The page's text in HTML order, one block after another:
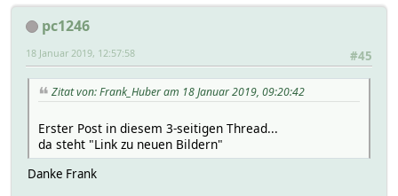
pc1246
#45
18 Januar 2019, 12:57:58
Zitat von: Frank_Huber am 18 Januar 2019, 09:20:42
Erster Post in diesem 3-seitigen Thread...
da steht "Link zu neuen Bildern"
Danke Frank